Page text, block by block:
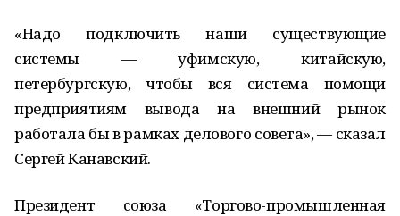
«Надо подключить наши существующие
системы — уфимскую, китайскую,
петербургскую, чтобы вся система помощи
предприятиям вывода на внешний рынок
работала бы в рамках делового совета», — сказал
Сергей Канавский.
Президент союза «Торгово-промышленная